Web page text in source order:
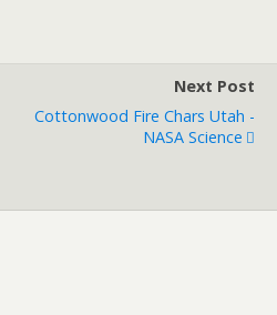
Next Post
Cottonwood Fire Chars Utah -
NASA Science